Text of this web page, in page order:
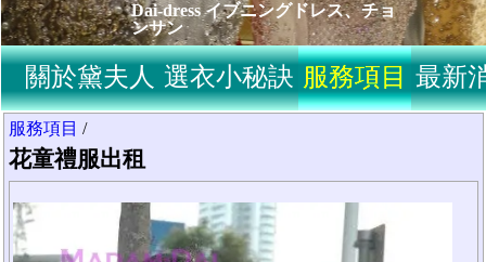
Dai-dress イブニングドレス、チョ
ンサン
關於黛夫人 選衣小秘訣 服務項目 最新
服務項目 /
花童禮服出租